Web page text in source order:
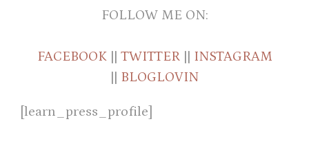
FOLLOW ME ON:
FACEBOOK|| TWITTER|| INSTAGRAM
BLOGLOVIN
[learn_press_profile]